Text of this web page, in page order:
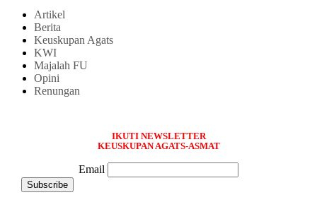
Artikel
Berita
Keuskupan Agats
KWI
Majalah FU
Opini
Renungan
IKUTI NEWSLETTER
KEUSKUPAN AGATS-ASMAT
Email